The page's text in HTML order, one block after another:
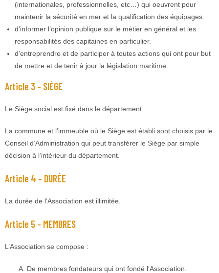
(internationales, professionnelles, etc…) qui oeuvrent pour
maintenir la sécurité en mer et la qualification des équipages.
d’informer l’opinion publique sur le métier en général et les
responsabilités des capitaines en particulier.
d’entreprendre et de participer à toutes actions qui ont pour but
de mettre et de tenir à jour la législation maritime.
Article 3 – SIÈGE
Le Siège social est fixé dans le département.
La commune et l’immeuble où le Siège est établi sont choisis par le
Conseil d’Administration qui peut transférer le Siège par simple
décision à l’intérieur du département.
Article 4 – DURÉE
La durée de l’Association est illimitée.
Article 5 – MEMBRES
L’Association se compose :
De membres fondateurs qui ont fondé l’Association.